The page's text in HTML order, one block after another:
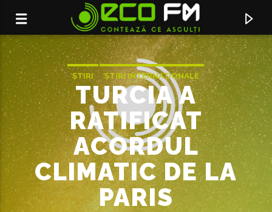
ȘTIRI ȘTIRI INTERNAȚIONALE
TURCIA A
RATIFICAT
ACORDUL
CLIMATIC DE LA
PARIS